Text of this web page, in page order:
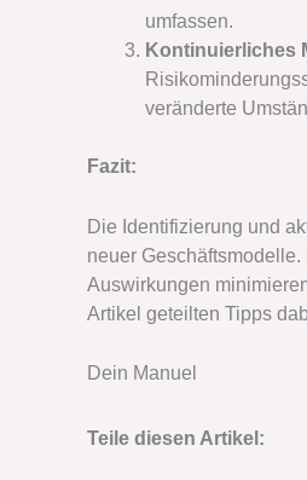
umfassen.
Kontinuierliches
veränderte
Fazit:
Die Identifizierung und
neuer
Auswirkungen
Artikel geteilten Tipps
Dein Manuel
Teile diesen Artikel: